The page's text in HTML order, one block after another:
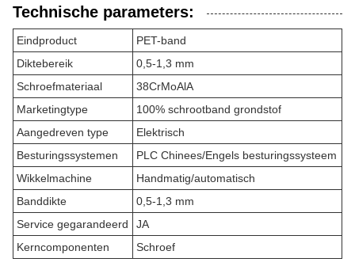
Technische parameters:
Eindproduct
PET-band
Diktebereik
0,5-1,3 mm
Schroefmateriaal
38CrMoAlA
Marketingtype
100% schrootband grondstof
Aangedreven type
Elektrisch
Besturingssystemen
PLC Chinees/Engels besturingssysteem
Wikkelmachine
Handmatig/automatisch
Banddikte
0,5-1,3 mm
Service gegarandeerd
JA
Kerncomponenten
Schroef